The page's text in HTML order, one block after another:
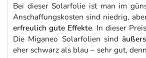
Bei dieser Solarfolie ist man im
Anschaffungskosten sind niedrig,
erfreulich gute Effekte. In dieser
Die Miganeo Solarfolien sind
eher schwarz als blau – sehr gut,